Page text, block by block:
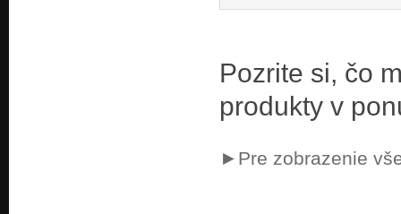
Pozrite si, čo
produkty v
►Pre zobrazenie